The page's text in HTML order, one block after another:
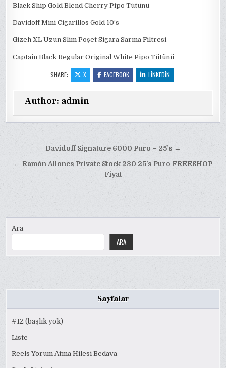
Black Ship Gold Blend Cherry Pipo Tütünü
Davidoff Mini Cigarillos Gold 10’s
Gizeh XL Uzun Slim Poşet Sigara Sarma Filtresi
Captain Black Regular Original White Pipo Tütünü
SHARE: X FACEBOOK LINKEDIN
Author: admin
gezinmesi
Davidoff Signature 6000 Puro – 25’s →
← Ramón Allones Private Stock 230 25’s Puro FREESHOP
Fiyat
Ara
ARA
Sayfalar
#12 (başlık yok)
Liste
Reels Yorum Atma Hilesi Bedava